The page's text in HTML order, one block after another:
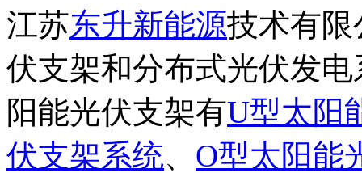
江苏东升新能源技术有
伏支架和分布式光伏发
阳能光伏支架有U型太阳
伏支架系统、 O型太阳能